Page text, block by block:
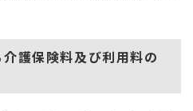
護保険料及び利用料の